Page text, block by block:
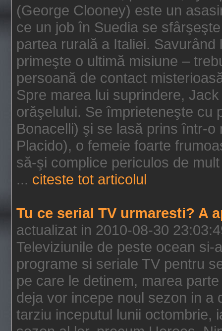
(George Clooney) este un
ce un job în Suedia se
partea rurală a Italiei.
primeşte o ultimă misiune –
persoană de contact
Spre marea lui suprindere,
orăşelului. Se împrieteneşte cu
Bonacelli) şi se lasă prins într-
Placido), o femeie foarte
să-şi complice periculos de
... citeste tot articolul
Tu ce serial TV urmaresti? A
actualizat in 2010-08-30
Televiziunile de peste ocean si-
programe si seriale TV pentru
pe care le detinem, marea
deja vor incepe noul sezon in a
tarziu inceputul lunii octombrie,